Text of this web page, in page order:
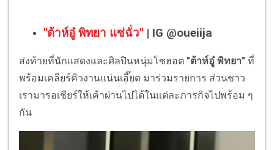
"ต้าห์อู๋ พิทยา แซ่ฉั่ว" | IG @oueiija
ส่งท้ายที่นักแสดงและศิลปินหนุ่มโซฮอต "ต้าห์อู๋ พิทยา" ที่
พร้อมเคลียร์คิวงานแน่นเอี๊ยด มาร่วมรายการ ส่วนชาว
เรามารอเชียร์ให้เค้าผ่านไปได้ในแต่ละภารกิจไปพร้อม ๆ
กัน